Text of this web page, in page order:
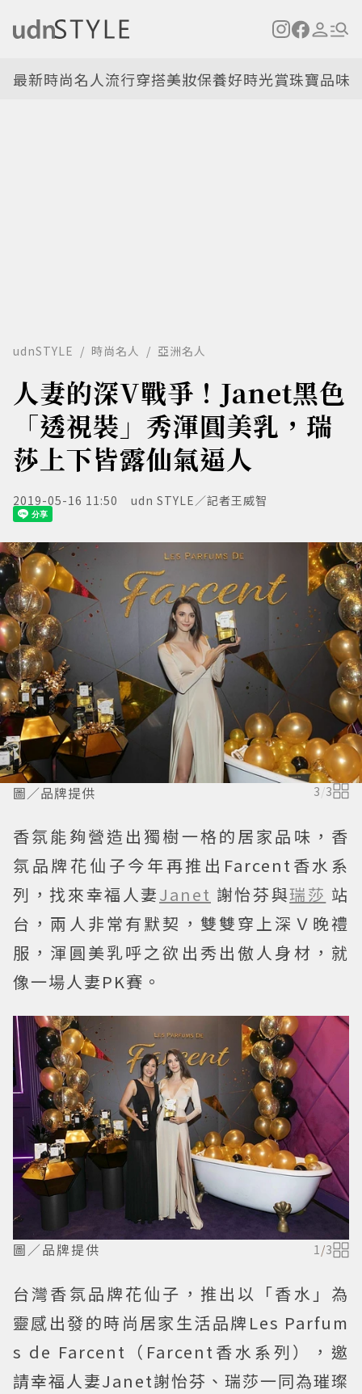
最新時尚名人流行穿搭美妝保養好時光賞珠寶品味
udnSTYLE 時尚名人 亞洲名人
人妻的深V戰爭！Janet黑色
「透視裝」秀渾圓美乳，瑞
莎上下皆露仙氣逼人
2019-05-16 11:50 udn STYLE／記者王威智
圖／品牌提供 3/3
香氛能夠營造出獨樹一格的居家品味，香
氛品牌花仙子今年再推出Farcent香水系
列，找來幸福人妻Janet 謝怡芬與瑞莎 站
台，兩人非常有默契，雙雙穿上深Ｖ晚禮
服，渾圓美乳呼之欲出秀出傲人身材，就
像一場人妻PK賽。
圖／品牌提供 1/3
台灣香氛品牌花仙子，推出以「香水」為
靈感出發的時尚居家生活品牌Les Parfum
s de Farcent（Farcent香水系列），邀
請幸福人妻Janet謝怡芬、瑞莎一同為璀璨